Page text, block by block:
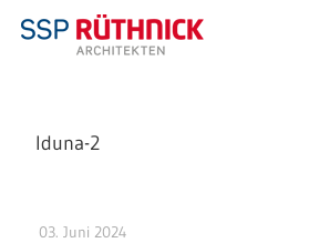
Iduna-2
03. Juni 2024